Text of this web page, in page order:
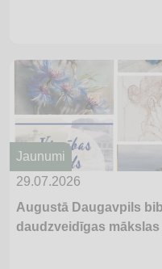
Jaunumi
29.07.2026
Augustā Daugavpils
daudzveidīgas mākslas